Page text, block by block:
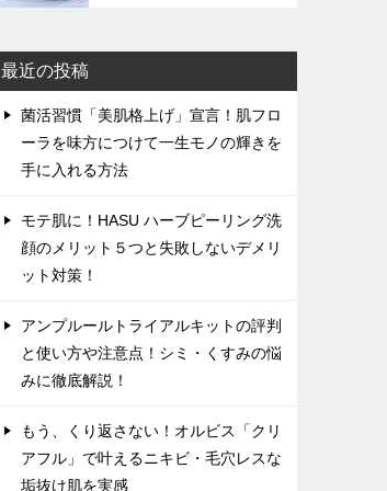
最近の投稿
菌活習慣「美肌格上げ」宣言！肌フロ
ーラを味方につけて一生モノの輝きを
手に入れる方法
モテ肌に！HASU ハーブピーリング洗
顔のメリット５つと失敗しないデメリ
ット対策！
アンプルールトライアルキットの評判
と使い方や注意点！シミ・くすみの悩
みに徹底解説！
もう、くり返さない！オルビス「クリ
アフル」で叶えるニキビ・毛穴レスな
垢抜け肌を実感